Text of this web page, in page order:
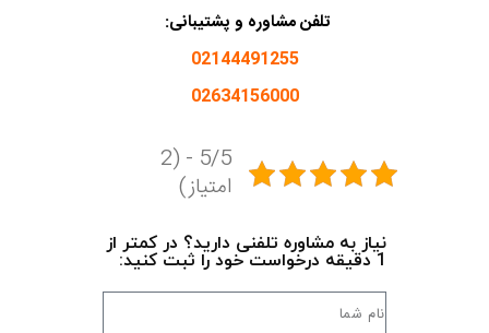
تلفن مشاوره و پشتیبانی:
02144491255
02634156000
5/5 - (2
امتیاز)
نیاز به مشاوره تلفنی دارید؟ در کمتر از
1 دقیقه درخواست خود را ثبت کنید: